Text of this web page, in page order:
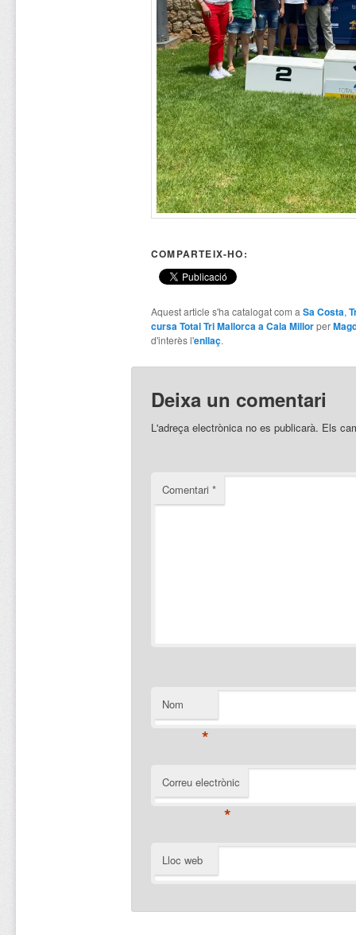
COMPARTEIX-HO:
Aquest article s'ha catalogat com a Sa Costa,
cursa Total Tri Mallorca a Cala Millorper
d'interès l'enllaç.
Deixa un comentari
L'adreça electrònica no es publicarà. Els
Comentari *
Nom
*
Correu electrònic
*
Lloc web